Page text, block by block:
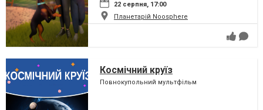
22 серпня, 17:00
Планетарій Noosphere
Космічний круїз
Повнокупольний мультфільм